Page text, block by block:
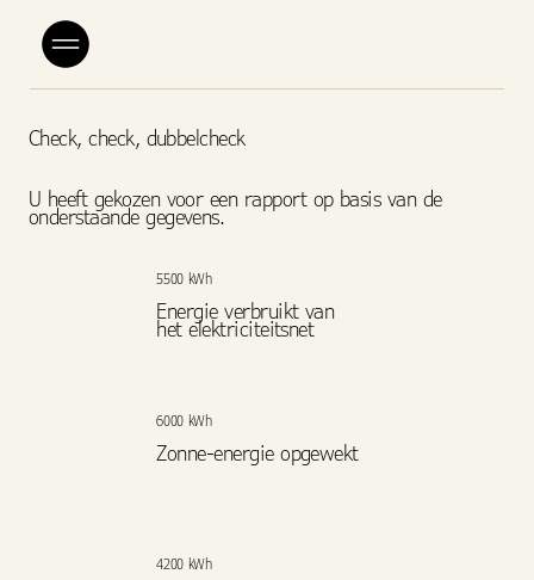
Check, check, dubbelcheck
U heeft gekozen voor een rapport op basis van de
onderstaande gegevens.
5500 kWh
Energie verbruikt van
het elektriciteitsnet
6000 kWh
Zonne-energie opgewekt
4200 kWh